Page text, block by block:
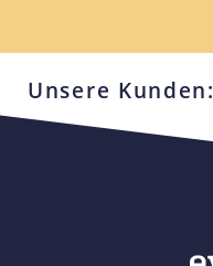
Unsere Kunden: